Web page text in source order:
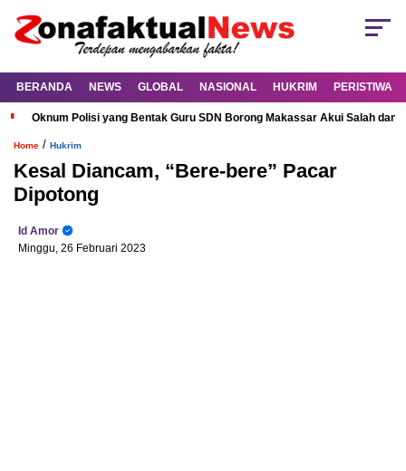
BERANDA NEWS GLOBAL NASIONAL HUKRIM PERISTIWA
Oknum Polisi yang Bentak Guru SDN Borong Makassar Akui Salah dan
Home / Hukrim
Kesal Diancam, “Bere-bere” Pacar
Dipotong
Id Amor
Minggu, 26 Februari 2023